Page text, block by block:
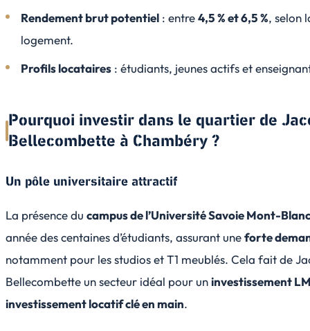
Rendement brut potentiel : entre4,5 % et 6,5 %, selon
logement.
Profils locataires : étudiants, jeunes actifs et
Pourquoi investir dans le quartier de
Bellecombette à Chambéry ?
Un pôle universitaire attractif
La présence du campus de l’Université Savoie Mont-Blanc
année des centaines d’étudiants, assurant uneforte
notamment pour les studios et T1 meublés. Cela fait de
Bellecombette un secteur idéal pour uninvestissement
investissement locatif clé en main.